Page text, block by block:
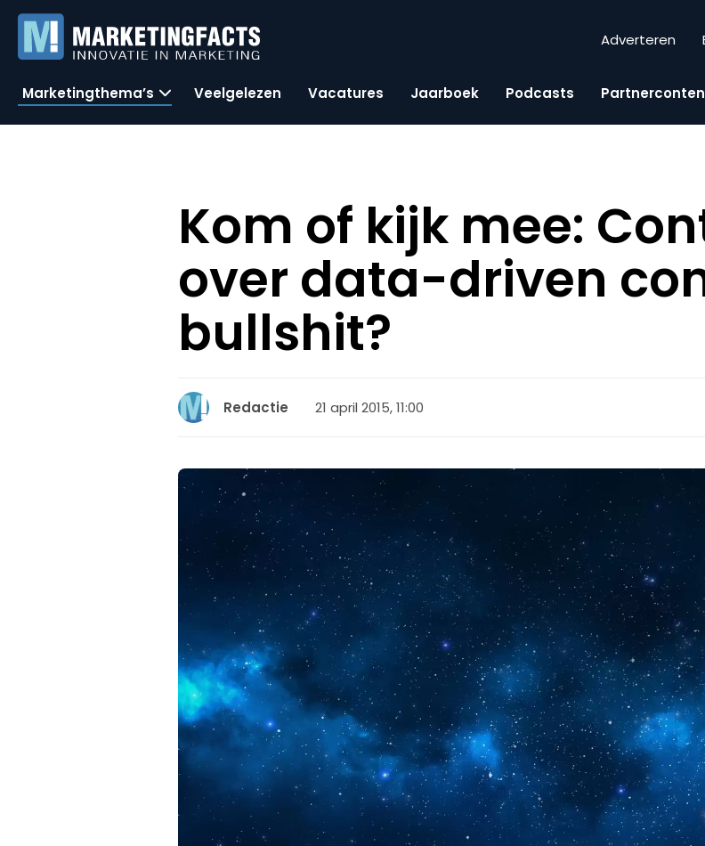
Adverteren
Marketingthema’s Veelgelezen Vacatures Jaarboek Podcasts
Kom of kijk mee:
over data-driven
bullshit?
Redactie 21 april 2015, 11:00